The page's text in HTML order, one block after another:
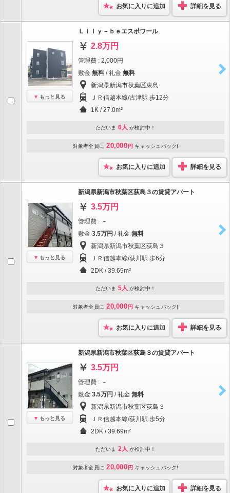
お気に入りに追加 詳細を見る
もっと見る
Ｌｉｌｙ－ｂｅエスポワール
2.8万円
管理費 : 2,000円
敷金 無料 / 礼金 無料
新潟県新潟市秋葉区東島
ＪＲ信越本線/古津駅 歩12分
1K / 27.0m²
ただいま 6人 が検討中！
対象者全員に 20,000 円 キャッシュバック!
お気に入りに追加 詳細を見る
もっと見る
新潟県新潟市秋葉区荻島３の賃貸アパート
3.5万円
管理費 : －
敷金 3.5万円 / 礼金 無料
新潟県新潟市秋葉区荻島３
ＪＲ信越本線/荻川駅 歩6分
2DK / 39.69m²
ただいま 5人 が検討中！
対象者全員に 20,000 円 キャッシュバック!
お気に入りに追加 詳細を見る
もっと見る
新潟県新潟市秋葉区荻島３の賃貸アパート
3.5万円
管理費 : －
敷金 3.5万円 / 礼金 無料
新潟県新潟市秋葉区荻島３
ＪＲ信越本線/荻川駅 歩5分
2DK / 39.69m²
ただいま 2人 が検討中！
対象者全員に 20,000 円 キャッシュバック!
お気に入りに追加 詳細を見る